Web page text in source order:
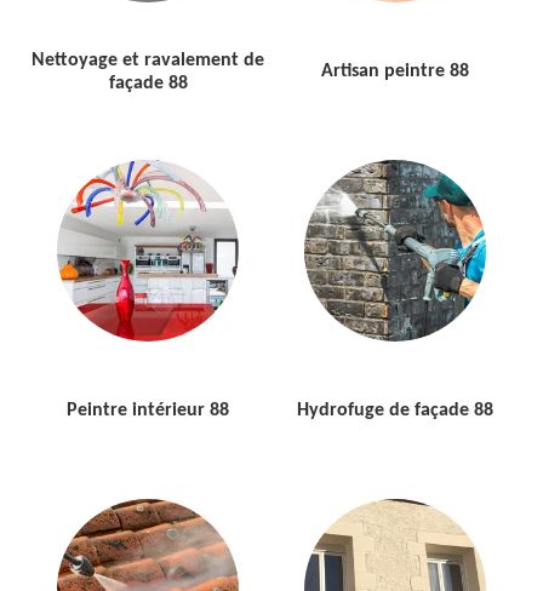
Nettoyage et ravalement de
façade 88
Artisan peintre 88
Peintre intérieur 88 Hydrofuge de façade 88